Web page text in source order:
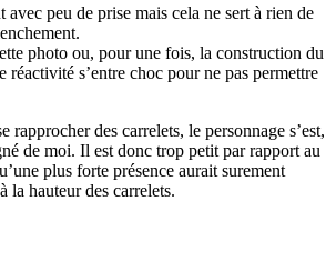
peu de prise mais cela ne sert à rien de
photo ou, pour une fois, la construction du
réactivité s’entre choc pour ne pas permettre
rapprocher des carrelets, le personnage s’est,
de moi. Il est donc trop petit par rapport au
plus forte présence aurait surement
la hauteur des carrelets.